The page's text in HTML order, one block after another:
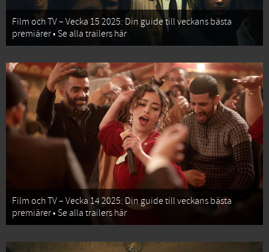
Film och TV – Vecka 15 2025: Din guide till veckans bästa
premiärer • Se alla trailers här
Film och TV – Vecka 14 2025: Din guide till veckans bästa
premiärer • Se alla trailers här